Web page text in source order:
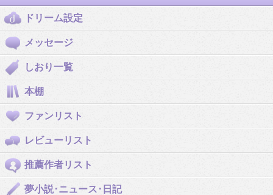
ドリーム設定
メッセージ
しおり一覧
本棚
ファンリスト
レビューリスト
推薦作者リスト
夢小説･ニュース･日記